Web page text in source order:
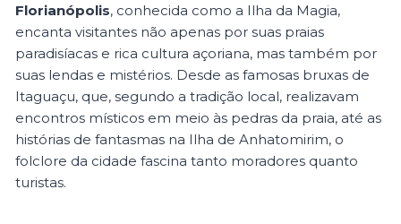
Florianópolis, conhecida como a Ilha da Magia,
encanta visitantes não apenas por suas praias
paradisíacas e rica cultura açoriana, mas também por
suas lendas e mistérios. Desde as famosas bruxas de
Itaguaçu, que, segundo a tradição local, realizavam
encontros místicos em meio às pedras da praia, até as
histórias de fantasmas na Ilha de Anhatomirim, o
folclore da cidade fascina tanto moradores quanto
turistas.